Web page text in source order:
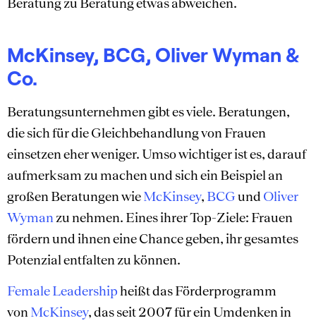
McKinsey, BCG, Oliver Wyman &
Co.
Beratungsunternehmen gibt es viele. Beratungen,
die sich für die Gleichbehandlung von Frauen
einsetzen eher weniger. Umso wichtiger ist es, darauf
aufmerksam zu machen und sich ein Beispiel an
großen Beratungen wieMcKinsey, BCGund Oliver
Wyman zu nehmen. Eines ihrer Top-Ziele: Frauen
fördern und ihnen eine Chance geben, ihr gesamtes
Potenzial entfalten zu können.
Female Leadershipheißt das Förderprogramm
von McKinsey, das seit 2007 für ein Umdenken in